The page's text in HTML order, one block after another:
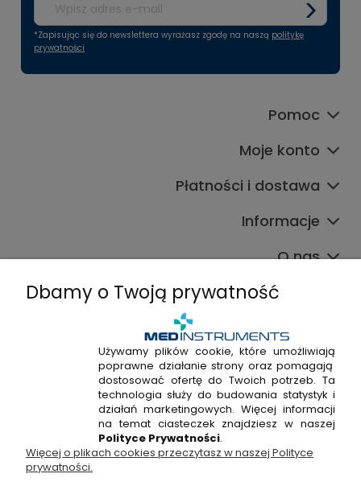
*Zapisując się do newslettera wyrażasz zgodę na naszą politykę
prywatności
Pomoc
Moje konto
Płatności i dostawa
Informacje
O nas
+48 720 915 338
+48 22 298 53 38
Napisz do nas!
Hossa Medical Sp. z o. o. | ul. Kryształowa 33A, 01-356
Warszawa, woj. mazowieckie | NIP: 7010404814, REGON:
Dbamy o Twoją prywatność
Używamy plików cookie, które umożliwiają
poprawne działanie strony oraz pomagają
dostosować ofertę do Twoich potrzeb. Ta
technologia służy do budowania statystyk i
działań marketingowych. Więcej informacji
na temat ciasteczek znajdziesz w naszej
Polityce Prywatności.
Więcej o plikach cookies przeczytasz w naszej Polityce
prywatności.